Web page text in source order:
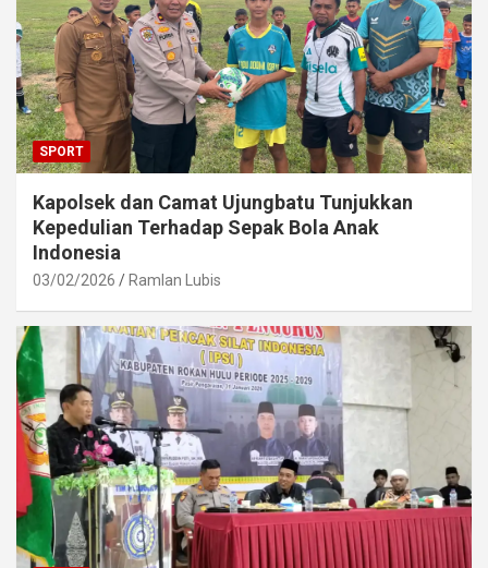
SPORT
Kapolsek dan Camat Ujungbatu Tunjukkan
Kepedulian Terhadap Sepak Bola Anak
Indonesia
03/02/2026 Ramlan Lubis